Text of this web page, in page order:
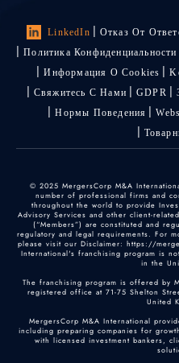
LinkedIn Отказ От
Политика Конфиденциальности
Информация О Cookies
Свяжитесь С Нами
GDPR
Нормы Поведения
© 2025 MergersCorp M&A
number of professional firms and
throughout the world to provide
Advisory Services and other client-
(“Members”) are constituted and
regulatory and legal requirements. For
please visit our Disclaimer: https://
International's franchising program is
in the
The franchising program is offered by
registered office at 71-75 Shelton
United
MergersCorp M&A International
including preparing companies for
with licensed investment bankers,